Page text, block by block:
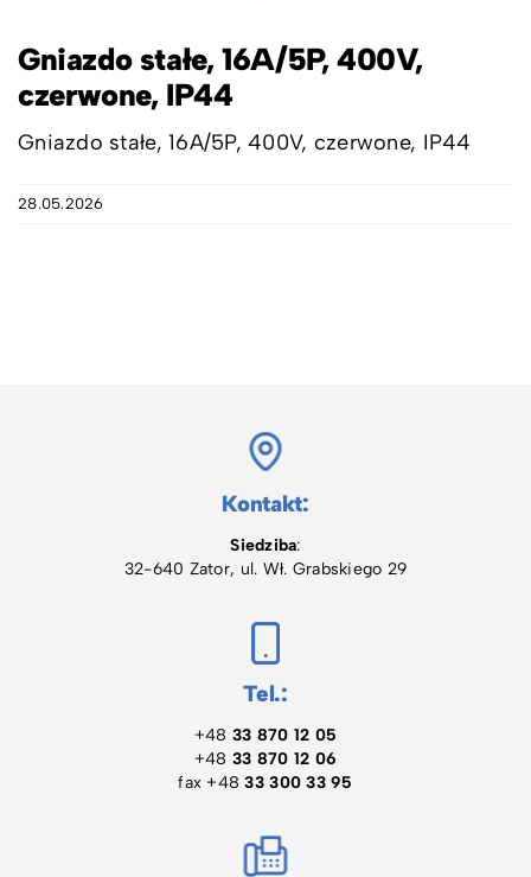
Gniazdo stałe, 16A/5P, 400V,
czerwone, IP44
Gniazdo stałe, 16A/5P, 400V, czerwone, IP44
28.05.2026
Kontakt:
Siedziba:
32-640 Zator, ul. Wł. Grabskiego 29
Tel.:
+48 33 870 12 05
+48 33 870 12 06
fax +4833 300 33 95